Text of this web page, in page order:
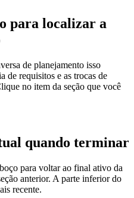
para localizar a
de planejamento isso
de requisitos e as trocas de
no item da seção que você
quando terminar
para voltar ao final ativo da
anterior. A parte inferior do
recente.